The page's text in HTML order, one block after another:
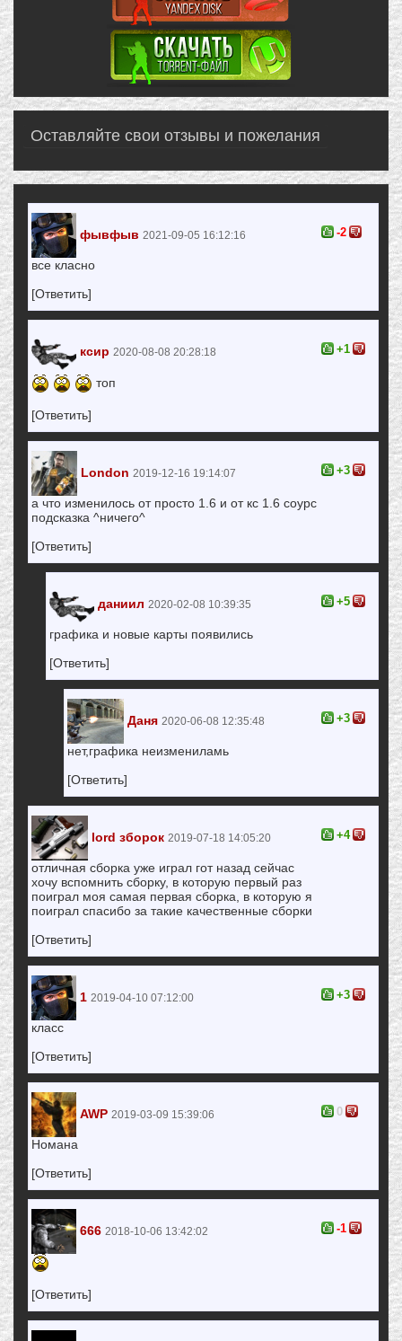
Оставляйте свои отзывы и пожелания
фывфыв 2021-09-05 16:12:16
все класно
[Ответить]
-2
ксир 2020-08-08 20:28:18
топ
[Ответить]
+1
London 2019-12-16 19:14:07
а что изменилось от просто 1.6 и от кс 1.6 соурс
подсказка ^ничего^
[Ответить]
+3
даниил 2020-02-08 10:39:35
графика и новые карты появились
[Ответить]
+5
Даня 2020-06-08 12:35:48
нет,графика неизмениламь
[Ответить]
+3
lord зборок 2019-07-18 14:05:20
отличная сборка уже играл гот назад сейчас
хочу вспомнить сборку, в которую первый раз
поиграл моя самая первая сборка, в которую я
поиграл спасибо за такие качественные сборки
[Ответить]
+4
1 2019-04-10 07:12:00
класс
[Ответить]
+3
AWP 2019-03-09 15:39:06
Номана
[Ответить]
0
666 2018-10-06 13:42:02
[Ответить]
-1